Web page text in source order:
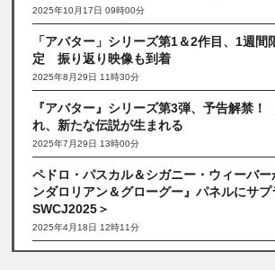
2025年10月17日 09時00分
「アバター」シリーズ第1＆2作目、1週間
定 振り返り映像も到着
2025年8月29日 11時30分
『アバター』シリーズ第3弾、予告解禁
れ、新たな伝説が生まれる
2025年7月29日 13時00分
ペドロ・パスカル＆シガニー・ウィーバ
ンダロリアン＆グローグー』パネルにサプ
SWCJ2025＞
2025年4月18日 12時11分